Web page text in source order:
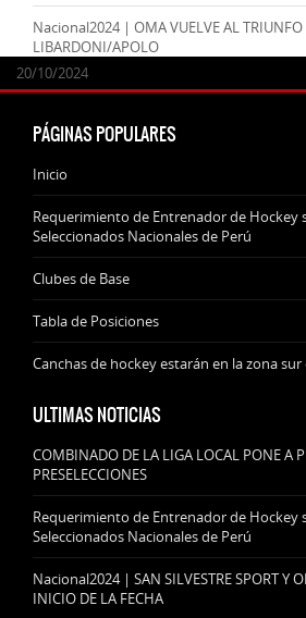
24/09/2025
07/11/2024
20/10/2024
Nacional2024 | OMA VUELVE AL TRIUNFO
LIBARDONI/APOLO
20/10/2024
PÁGINAS POPULARES
Inicio
Requerimiento de Entrenador de Hockey
Seleccionados Nacionales de Perú
Clubes de Base
Tabla de Posiciones
Canchas de hockey estarán en la zona
ULTIMAS NOTICIAS
COMBINADO DE LA LIGA LOCAL PONE A
PRESELECCIONES
Requerimiento de Entrenador de Hockey
Seleccionados Nacionales de Perú
Nacional2024 | SAN SILVESTRE SPORT Y
INICIO DE LA FECHA